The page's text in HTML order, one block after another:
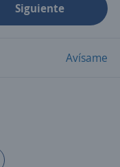
Siguiente
Avísame